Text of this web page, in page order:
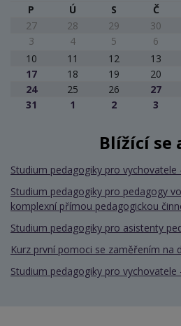
P
Ú S Č
27
28 29 30
3
4 5 6
10 11 12 13
17
18 19 20
24
25 26 27
31
1 2 3
Blížící se
Studium pedagogiky pro vychovatele
Studium pedagogiky pro pedagogy
komplexní přímou pedagogickou
Studium pedagogiky pro asistenty
Kurz první pomoci se zaměřením na
Studium pedagogiky pro vychovatele